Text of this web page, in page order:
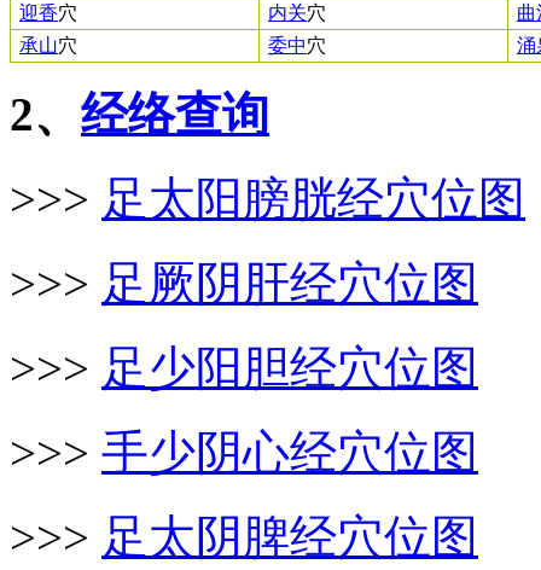
迎香穴 内关穴
曲
承山穴 委中穴 涌
2、 经络查询
>>> 足太阳膀胱经穴位图
>>> 足厥阴肝经穴位图
>>> 足少阳胆经穴位图
>>> 手少阴心经穴位图
>>> 足太阴脾经穴位图